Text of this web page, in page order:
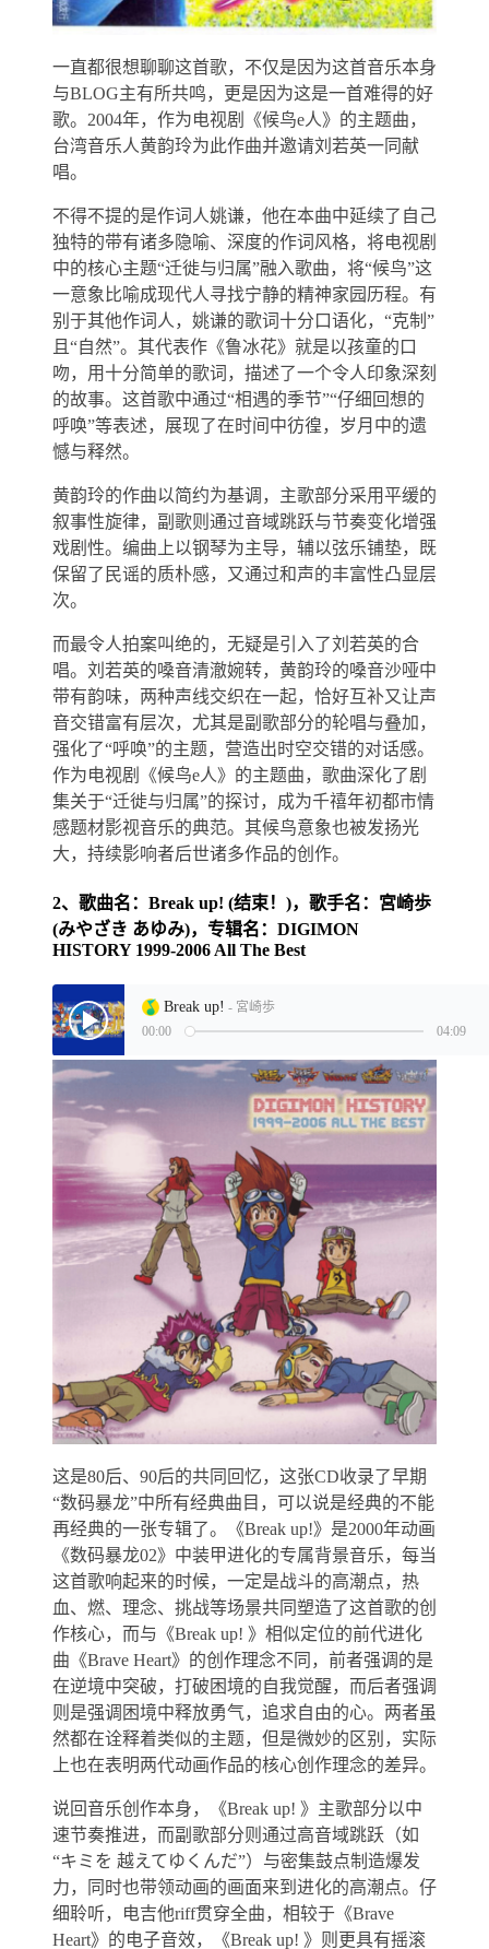
一直都很想聊聊这首歌，不仅是因为这首音乐本身
与BLOG主有所共鸣，更是因为这是一首难得的好
歌。2004年，作为电视剧《候鸟e人》的主题曲，
台湾音乐人黄韵玲为此作曲并邀请刘若英一同献
唱。
不得不提的是作词人姚谦，他在本曲中延续了自己
独特的带有诸多隐喻、深度的作词风格，将电视剧
中的核心主题“迁徙与归属”融入歌曲，将“候鸟”这
一意象比喻成现代人寻找宁静的精神家园历程。有
别于其他作词人，姚谦的歌词十分口语化，“克制”
且“自然”。其代表作《鲁冰花》就是以孩童的口
吻，用十分简单的歌词，描述了一个令人印象深刻
的故事。这首歌中通过“相遇的季节”“仔细回想的
呼唤”等表述，展现了在时间中彷徨，岁月中的遗
憾与释然。
黄韵玲的作曲以简约为基调，主歌部分采用平缓的
叙事性旋律，副歌则通过音域跳跃与节奏变化增强
戏剧性。编曲上以钢琴为主导，辅以弦乐铺垫，既
保留了民谣的质朴感，又通过和声的丰富性凸显层
次。
而最令人拍案叫绝的，无疑是引入了刘若英的合
唱。刘若英的嗓音清澈婉转，黄韵玲的嗓音沙哑中
带有韵味，两种声线交织在一起，恰好互补又让声
音交错富有层次，尤其是副歌部分的轮唱与叠加，
强化了“呼唤”的主题，营造出时空交错的对话感。
作为电视剧《候鸟e人》的主题曲，歌曲深化了剧
集关于“迁徙与归属”的探讨，成为千禧年初都市情
感题材影视音乐的典范。其候鸟意象也被发扬光
大，持续影响者后世诸多作品的创作。
2、歌曲名：Break up! (结束！)，歌手名：宮崎歩
(みやざき あゆみ)，专辑名：DIGIMON
HISTORY 1999-2006 All The Best
这是80后、90后的共同回忆，这张CD收录了早期
“数码暴龙”中所有经典曲目，可以说是经典的不能
再经典的一张专辑了。《Break up!》是2000年动画
《数码暴龙02》中装甲进化的专属背景音乐，每当
这首歌响起来的时候，一定是战斗的高潮点，热
血、燃、理念、挑战等场景共同塑造了这首歌的创
作核心，而与《Break up! 》相似定位的前代进化
曲《Brave Heart》的创作理念不同，前者强调的是
在逆境中突破，打破困境的自我觉醒，而后者强调
则是强调困境中释放勇气，追求自由的心。两者虽
然都在诠释着类似的主题，但是微妙的区别，实际
上也在表明两代动画作品的核心创作理念的差异。
说回音乐创作本身，《Break up! 》主歌部分以中
速节奏推进，而副歌部分则通过高音域跳跃（如
“キミを 越えてゆくんだ”）与密集鼓点制造爆发
力，同时也带领动画的画面来到进化的高潮点。仔
细聆听，电吉他riff贯穿全曲，相较于《Brave
Heart》的电子音效，《Break up! 》则更具有摇滚